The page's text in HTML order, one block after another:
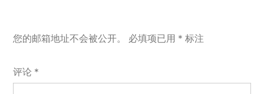
您的邮箱地址不会被公开。 必填项已用 * 标注
评论 *